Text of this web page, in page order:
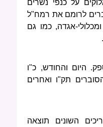
על כנפי נשרים
לרומם את רמח"ל
אגדה, כמו גם
היום והחודש, כ"ו
תק"ו ואחרים
השונים תוצאה